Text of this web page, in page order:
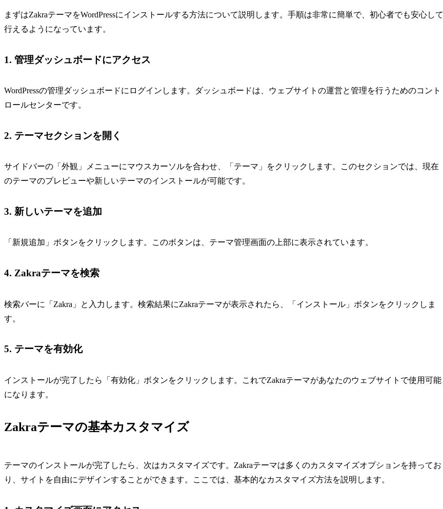
まずはZakraテーマをWordPressにインストールする方法について説明します。手順は非常に簡単で、初心者でも安心して
行えるようになっています。
1. 管理ダッシュボードにアクセス
WordPressの管理ダッシュボードにログインします。ダッシュボードは、ウェブサイトの運営と管理を行うためのコント
ロールセンターです。
2. テーマセクションを開く
サイドバーの「外観」メニューにマウスカーソルを合わせ、「テーマ」をクリックします。このセクションでは、現在
のテーマのプレビューや新しいテーマのインストールが可能です。
3. 新しいテーマを追加
「新規追加」ボタンをクリックします。このボタンは、テーマ管理画面の上部に表示されています。
4. Zakraテーマを検索
検索バーに「Zakra」と入力します。検索結果にZakraテーマが表示されたら、「インストール」ボタンをクリックしま
す。
5. テーマを有効化
インストールが完了したら「有効化」ボタンをクリックします。これでZakraテーマがあなたのウェブサイトで使用可能
になります。
Zakraテーマの基本カスタマイズ
テーマのインストールが完了したら、次はカスタマイズです。Zakraテーマは多くのカスタマイズオプションを持ってお
り、サイトを自由にデザインすることができます。ここでは、基本的なカスタマイズ方法を説明します。